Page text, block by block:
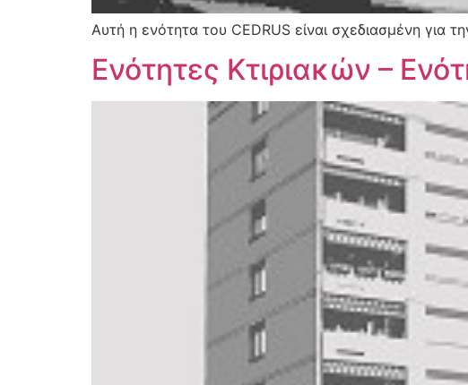
Αυτή η ενότητα του CEDRUS είναι σχεδιασμένη για
Ενότητες Κτιριακών –